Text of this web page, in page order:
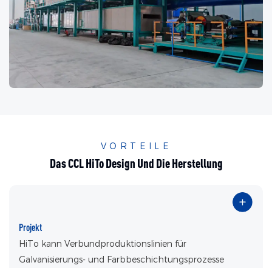
VORTEILE
Das CCL HiTo Design Und Die Herstellung
Projekt
HiTo kann Verbundproduktionslinien für
Galvanisierungs- und Farbbeschichtungsprozesse